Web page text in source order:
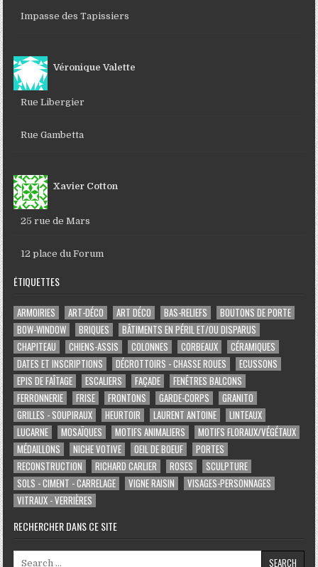
Impasse des Tapissiers
Véronique Valette
Rue Libergier
Rue Gambetta
Xavier Cotton
25 rue de Mars
12 place du Forum
ÉTIQUETTES
ARMOIRIES ART-DÉCO ART DÉCO BAS-RELIEFS
BOUTONS DE PORTE
BOW-WINDOW
BRIQUES
BÂTIMENTS EN PÉRIL ET/OU DISPARUS
CHAPITEAU
CHIENS-ASSIS COLONNES CORBEAUX
CÉRAMIQUES
DATES ET INSCRIPTIONS
DÉCROTTOIRS - CHASSE ROUES
ECUSSONS
EPIS DE FAÎTAGE
ESCALIERS FAÇADE
FENÊTRES BALCONS
FERRONNERIE
FRISE FRONTONS GARDE-CORPS
GRANITO
GRILLES - SOUPIRAUX
HEURTOIR LAURENT ANTOINE
LINTEAUX
LUCARNE
MOSAÏQUES MOTIFS ANIMALIERS
MOTIFS FLORAUX/VÉGÉTAUX
MÉDAILLONS
NICHE VOTIVE OEIL DE BOEUF
PORTES
RECONSTRUCTION
RICHARD CARLIER ROSES
SCULPTURE
SOLS - CIMENT - CARRELAGE
VIGNE RAISIN
VISAGES-PERSONNAGES
VITRAUX - VERRIÈRES
RECHERCHER DANS CE SITE